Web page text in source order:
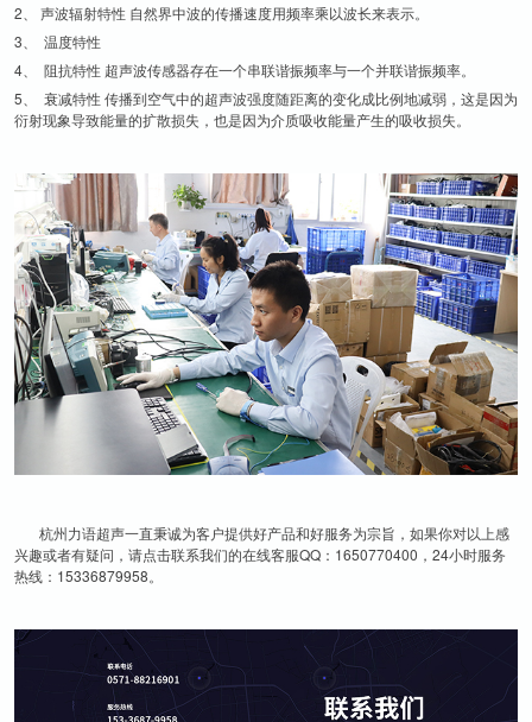
2、 声波辐射特性 自然界中波的传播速度用频率乘以波长来表示。
3、 温度特性
4、 阻抗特性 超声波传感器存在一个串联谐振频率与一个并联谐振频率。
5、 衰减特性 传播到空气中的超声波强度随距离的变化成比例地减弱，这是因为
衍射现象导致能量的扩散损失，也是因为介质吸收能量产生的吸收损失。
杭州力语超声一直秉诚为客户提供好产品和好服务为宗旨，如果你对以上感
兴趣或者有疑问，请点击联系我们的在线客服QQ：1650770400，24小时服务
热线：15336879958。